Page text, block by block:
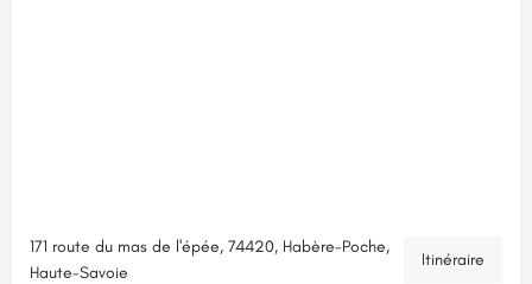
171 route du mas de l'épée, 74420, Habère-Poche,
Haute-Savoie
Itinéraire